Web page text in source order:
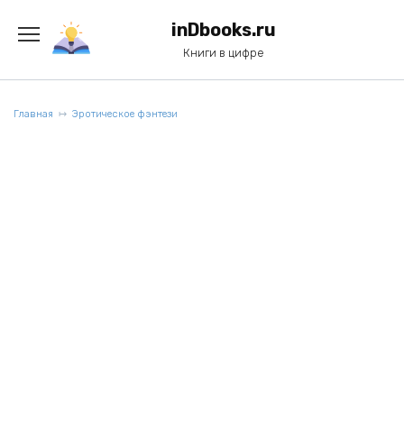
содержанию
inDbooks.ru
Книги в цифре
Главная Эротическое фэнтези